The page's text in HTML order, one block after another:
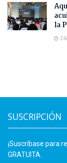
la
SUSCRIPCIÓN
¡Suscríbase para
GRATUITA.